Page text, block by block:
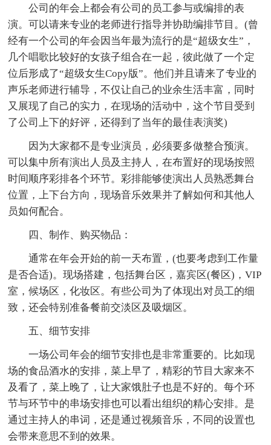
公司的年会上都会有公司的员工参与或编排的表
演。可以请来专业的老师进行指导并协助编排节目。(曾
经有一个公司的年会因当年最为流行的是“超级女生”，
几个唱歌比较好的女孩子组合在一起，彼此做了一个定
位后形成了“超级女生Copy版”。他们并且请来了专业的
声乐老师进行辅导，不仅让自己的业余生活丰富，同时
又展现了自己的实力，在现场的活动中，这个节目受到
了公司上下的好评，还得到了当年的最佳表演奖)
因为大家都不是专业演员，必须要多做整合预演。
可以集中所有演出人员及主持人，在布置好的现场按照
时间顺序彩排各个环节。彩排能够使演出人员熟悉舞台
位置，上下台方向，现场音乐效果并了解如何和其他人
员如何配合。
四、制作、购买物品：
通常在年会开始的前一天布置，(也要考虑到工作量
是否合适)。现场搭建，包括舞台区，嘉宾区(餐区)，VIP
室，候场区，化妆区。有些公司为了体现出对员工的细
致，还会特别准备餐前交淡区及吸烟区。
五、细节安排
一场公司年会的细节安排也是非常重要的。比如现
场的食品酒水的安排，菜上早了，精彩的节目大家来不
及看了，菜上晚了，让大家饿肚子也是不好的。每个环
节与环节中的串场安排也可以看出组织的精心安排。是
通过主持人的串词，还是通过视频音乐，不同的设置也
会带来意思不到的效果。